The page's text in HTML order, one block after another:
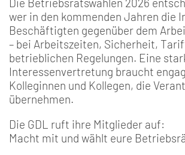
Die Betriebsratswahlen 2026
wer in den kommenden Jahren die
Beschäftigten gegenüber dem
– bei Arbeitszeiten, Sicherheit,
betrieblichen Regelungen. Eine
Interessenvertretung braucht
Kolleginnen und Kollegen, die
übernehmen.
Die GDL ruft ihre Mitglieder auf:
Macht mit und wählt eure